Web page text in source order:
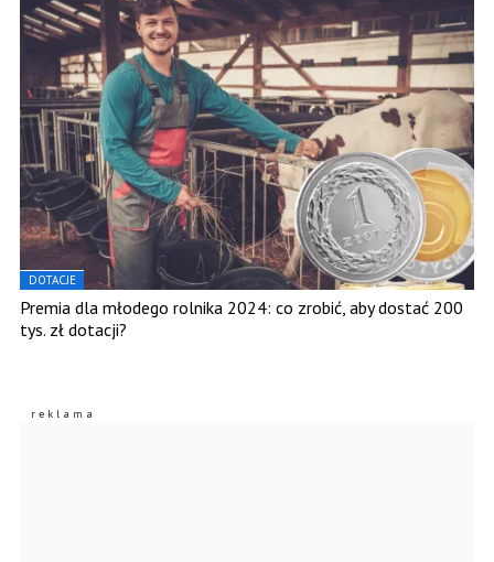
DOTACJE
Premia dla młodego rolnika 2024: co zrobić, aby dostać 200
tys. zł dotacji?